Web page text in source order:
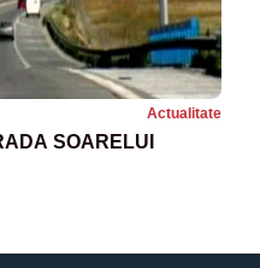
Actualitate
SOARELUI